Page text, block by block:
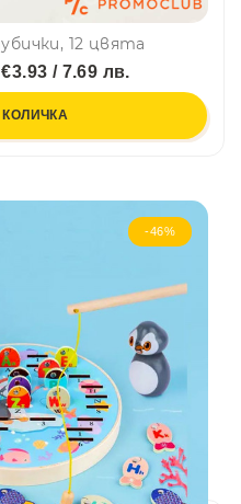
12 цвята
€3.93 / 7.69 лв.
-46%